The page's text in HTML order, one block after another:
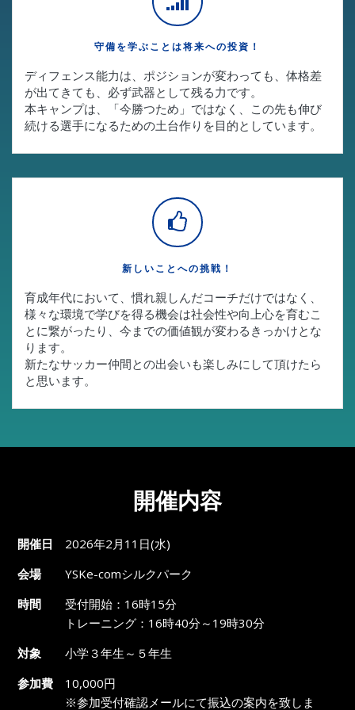
守備を学ぶことは将来への投資！
ディフェンス能力は、ポジションが変わっても、体格差
が出てきても、必ず武器として残る力です。
本キャンプは、「今勝つため」ではなく、この先も伸び
続ける選手になるための土台作りを目的としています。
新しいことへの挑戦！
育成年代において、慣れ親しんだコーチだけではなく、
様々な環境で学びを得る機会は社会性や向上心を育むこ
とに繋がったり、今までの価値観が変わるきっかけとな
ります。
新たなサッカー仲間との出会いも楽しみにして頂けたら
と思います。
開催内容
開催日
2026年2月11日(水)
会場
YSKe-comシルクパーク
時間
受付開始：16時15分
トレーニング：16時40分～19時30分
対象
小学３年生～５年生
参加費
10,000円
※参加受付確認メールにて振込の案内を致しま